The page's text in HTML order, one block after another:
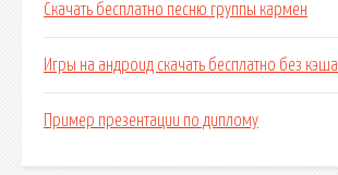
Скачать бесплатно песню группы кармен
Игры на андроид скачать бесплатно без кэша
Пример презентации по диплому